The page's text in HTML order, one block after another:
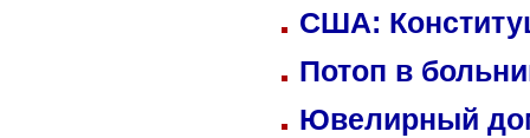
США:
Потоп в
Ювелирный